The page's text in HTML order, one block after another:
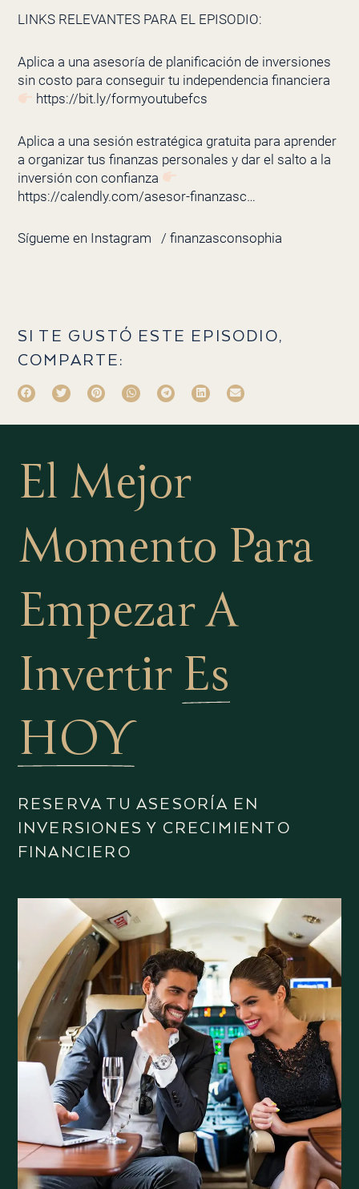
LINKS RELEVANTES PARA EL EPISODIO:
Aplica a una asesoría de planificación de inversiones
sin costo para conseguir tu independencia financiera
https://bit.ly/formyoutubefcs
Aplica a una sesión estratégica gratuita para aprender
a organizar tus finanzas personales y dar el salto a la
inversión con confianza
https://calendly.com/asesor-finanzasc…
Sígueme en Instagram / finanzasconsophia
SI TE GUSTÓ ESTE EPISODIO,
COMPARTE:
El Mejor
Momento Para
Empezar A
Invertir Es
HOY
RESERVA TU ASESORÍA EN
INVERSIONES Y CRECIMIENTO
FINANCIERO